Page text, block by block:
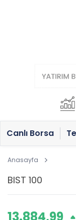
Canlı Borsa
Anasayfa